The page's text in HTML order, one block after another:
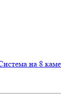
на 8